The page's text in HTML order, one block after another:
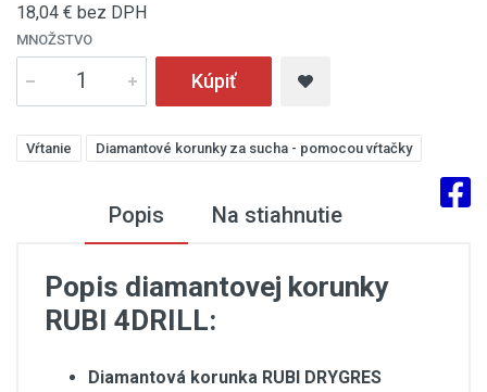
18,04 € bez DPH
MNOŽSTVO
Kúpiť
Vŕtanie Diamantové korunky za sucha - pomocou vŕtačky
Popis Na stiahnutie
Popis diamantovej korunky
RUBI 4DRILL:
Diamantová korunka RUBI DRYGRES